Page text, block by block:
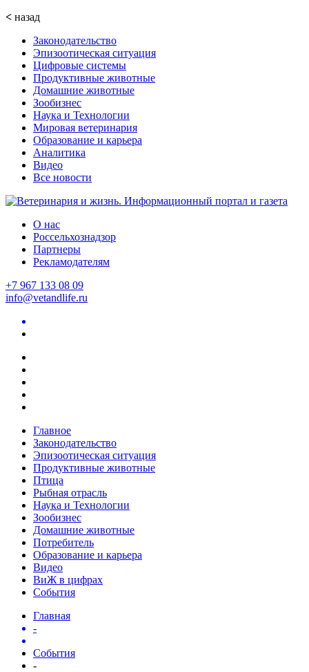
< назад
Законодательство
Эпизоотическая ситуация
Цифровые системы
Продуктивные животные
Домашние животные
Зообизнес
Наука и Технологии
Мировая ветеринария
Образование и карьера
Аналитика
Видео
Все новости
О нас
Россельхознадзор
Партнеры
Рекламодателям
+7 967 133 08 09
info@vetandlife.ru
Главное
Законодательство
Эпизоотическая ситуация
Продуктивные животные
Птица
Рыбная отрасль
Наука и Технологии
Зообизнес
Домашние животные
Потребитель
Образование и карьера
Видео
ВиЖ в цифрах
События
Главная
-
События
-